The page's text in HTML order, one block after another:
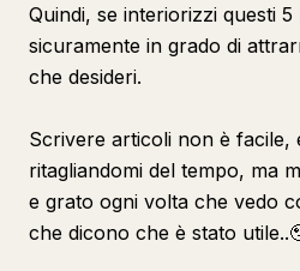
Quindi, se interiorizzi questi
sicuramente in grado di
che desideri.
Scrivere articoli non è facile,
ritagliandomi del tempo, ma
e grato ogni volta che vedo
che dicono che è stato